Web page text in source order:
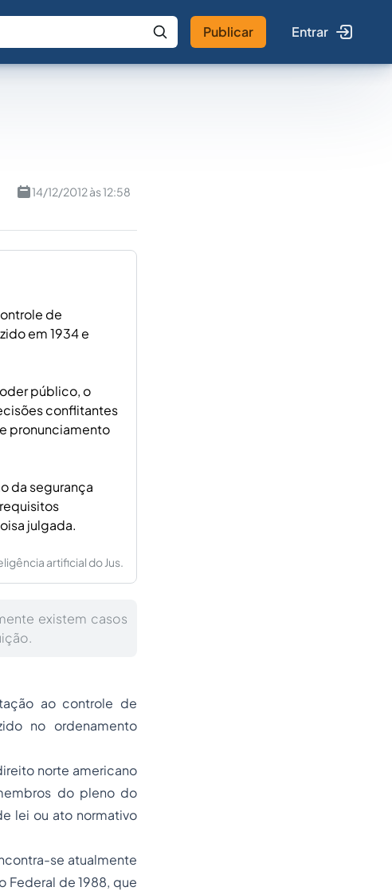
a IA Buscar no Jus
Publicar Entrar
14/12/2012 às 12:58
de
em 1934 e
público, o
conflitantes
pronunciamento
da segurança
julgada.
artificial do Jus.
existem casos
ao controle de
no ordenamento
norte americano
do pleno do
lei ou ato normativo
se atualmente
Federal de 1988, que